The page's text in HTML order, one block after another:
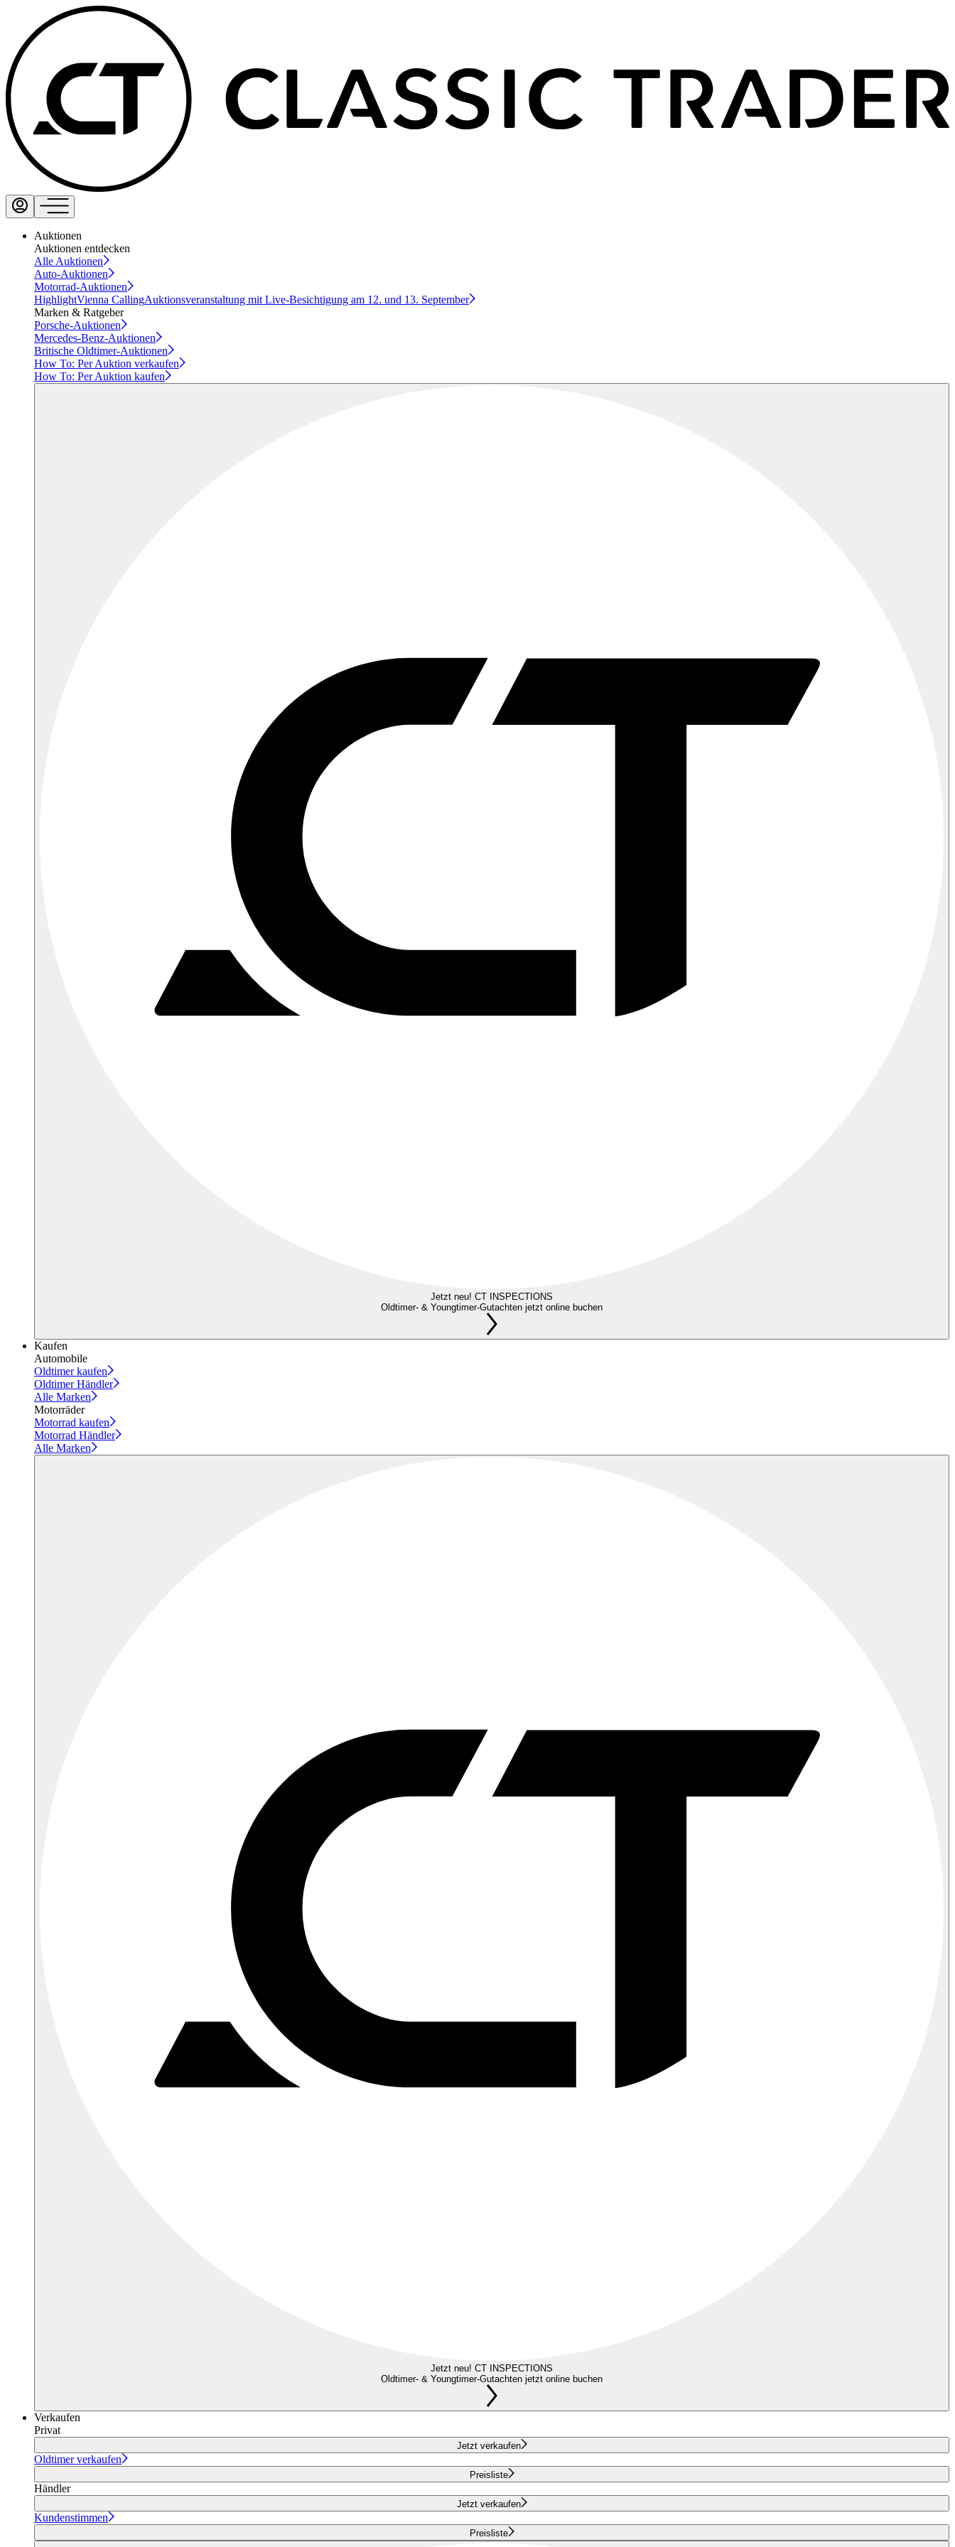
Auktionen
Auktionen entdecken
Alle Auktionen
Auto-Auktionen
Motorrad-Auktionen
HighlightVienna CallingAuktionsveranstaltung mit Live-Besichtigung am 12. und 13. September
Marken & Ratgeber
Porsche-Auktionen
Mercedes-Benz-Auktionen
Britische Oldtimer-Auktionen
How To: Per Auktion verkaufen
How To: Per Auktion kaufen
Jetzt neu! CT INSPECTIONS
Oldtimer- & Youngtimer-Gutachten jetzt online buchen
Kaufen
Automobile
Oldtimer kaufen
Oldtimer Händler
Alle Marken
Motorräder
Motorrad kaufen
Motorrad Händler
Alle Marken
Jetzt neu! CT INSPECTIONS
Oldtimer- & Youngtimer-Gutachten jetzt online buchen
Verkaufen
Privat
Jetzt verkaufen
Oldtimer verkaufen
Preisliste
Händler
Jetzt verkaufen
Kundenstimmen
Preisliste